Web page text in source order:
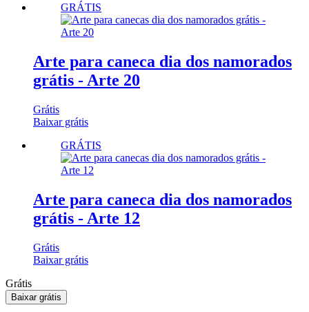
GRÁTIS
Arte para caneca dia dos namorados
grátis - Arte 20
Grátis
Baixar grátis
GRÁTIS
Arte para caneca dia dos namorados
grátis - Arte 12
Grátis
Baixar grátis
Grátis
Baixar grátis